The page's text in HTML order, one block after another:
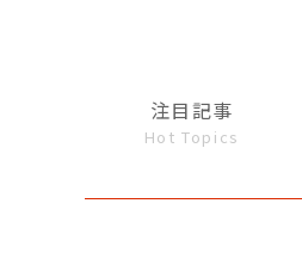
注目記事
Hot Topics